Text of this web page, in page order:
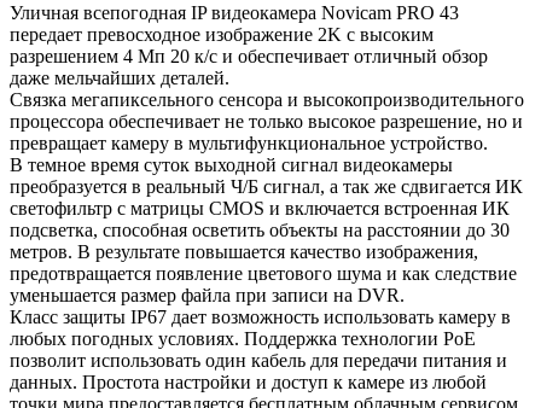
Уличная всепогодная IP видеокамера Novicam PRO 43
передает превосходное изображение 2K с высоким
разрешением 4 Мп 20 к/с и обеспечивает отличный обзор
даже мельчайших деталей.
Связка мегапиксельного сенсора и высокопроизводительного
процессора обеспечивает не только высокое разрешение, но и
превращает камеру в мультифункциональное устройство.
В темное время суток выходной сигнал видеокамеры
преобразуется в реальный Ч/Б сигнал, а так же сдвигается ИК
светофильтр с матрицы CMOS и включается встроенная ИК
подсветка, способная осветить объекты на расстоянии до 30
метров. В результате повышается качество изображения,
предотвращается появление цветового шума и как следствие
уменьшается размер файла при записи на DVR.
Класс защиты IP67 дает возможность использовать камеру в
любых погодных условиях. Поддержка технологии РоЕ
позволит использовать один кабель для передачи питания и
данных. Простота настройки и доступ к камере из любой
точки мира предоставляется бесплатным облачным сервисом